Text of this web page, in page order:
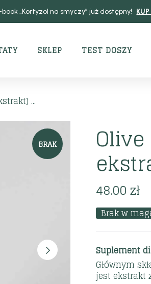
book „Kortyzol na smyczy” już dostępny!
SKLEP TEST DOSZY
...
BRAK
48.00zł
Brak w
Suplement
Głównym
jest ekstrakt